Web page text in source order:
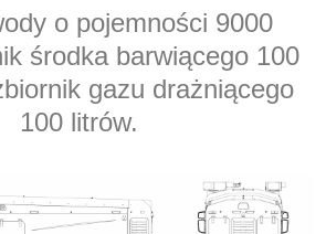
o pojemności 9000
środka barwiącego 100
gazu drażniącego
100 litrów.